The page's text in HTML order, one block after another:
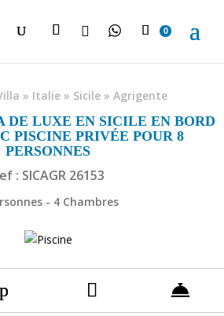
 0
» Italie » Sicile » Agrigente
LUXE EN SICILE EN BORD
PISCINE PRIVÉE POUR 8
PERSONNES
: SICAGR 26153
- 4 Chambres